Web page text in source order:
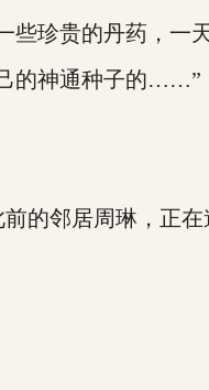
珍贵的丹药，一
的神通种子的……”
邻居周琳，正在